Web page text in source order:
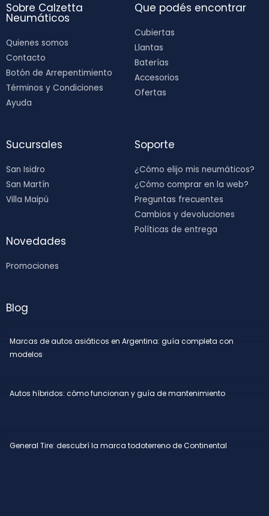
Sobre Calzetta
Neumáticos
Quienes somos
Contacto
Botón de Arrepentimiento
Términos y Condiciones
Ayuda
Que podés encontrar
Cubiertas
Llantas
Baterías
Accesorios
Ofertas
Sucursales
San Isidro
San Martín
Villa Maipú
Novedades
Promociones
Soporte
¿Cómo elijo mis neumáticos?
¿Cómo comprar en la web?
Preguntas frecuentes
Cambios y devoluciones
Políticas de entrega
Blog
Marcas de autos asiáticos en Argentina: guía completa con
modelos
Autos híbridos: cómo funcionan y guía de mantenimiento
General Tire: descubrí la marca todoterreno de Continental